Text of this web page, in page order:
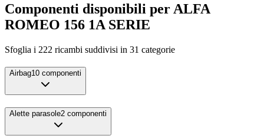
Componenti disponibili per ALFA
ROMEO 156 1A SERIE
Sfoglia i 222 ricambi suddivisi in 31 categorie
Airbag10 componenti
Alette parasole2 componenti